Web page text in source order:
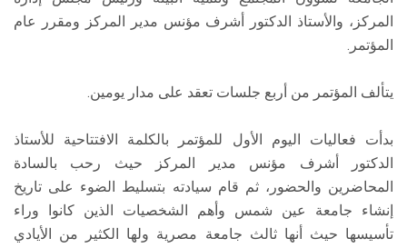
المركز، والأستاذ الدكتور أشرف مؤنس مدير المركز ومقرر عام
المؤتمر.
يتألف المؤتمر من أربع جلسات تعقد على مدار يومين.
بدأت فعاليات اليوم الأول للمؤتمر بالكلمة الافتتاحية للأستاذ
الدكتور أشرف مؤنس مدير المركز حيث رحب بالسادة
المحاضرين والحضور، ثم قام سيادته بتسليط الضوء على تاريخ
إنشاء جامعة عين شمس وأهم الشخصيات الذين كانوا وراء
تأسيسها حيث أنها ثالث جامعة مصرية ولها الكثير من الأيادي